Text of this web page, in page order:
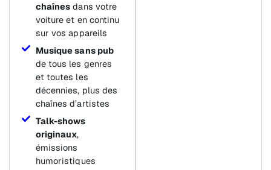
chaînes dans votre
voiture et en continu
sur vos appareils
Musique sans pub
de tous les genres
et toutes les
décennies, plus des
chaînes d’artistes
Talk-shows
originaux,
émissions
humoristiques